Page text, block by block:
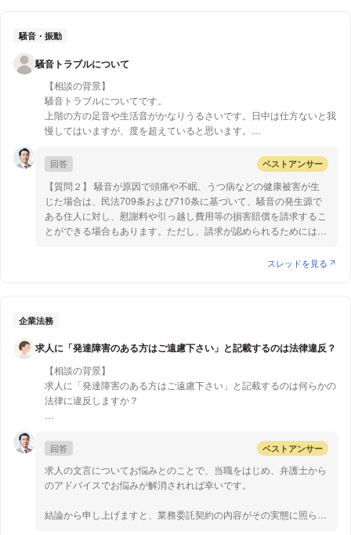
能性があり、景表法の規制対象となる「不当表示」(景表法5条)に
商品の種類によっては、健康増進法・医薬品医療機器等法や、各業
界の定めるガイドラインに抵触するおそれもあるため、注意が必要
です。 以上ご参考になれば幸いです。
騒音・振動
騒音トラブルについて
【相談の背景】
騒音トラブルについてです。
上階の方の足音や生活音がかなりうるさいです。日中は仕方ないと我
慢してはいますが、度を超えていると思います。
ある日、頭に来て直接やめてもらえないかと言いにいきました。
相手も自覚があるようで、すみませんと言ってその場は収まりまし
た。
しかし、こういった事が続くと精神的に参ってしまいます。何か相手
を止める方法はないでしょうか。
【質問2】
してもらえないでしょうか？
回答 ベストアンサー
【質問２】 騒音が原因で頭痛や不眠、うつ病などの健康被害が生
じた場合は、民法709条および710条に基づいて、騒音の発生源で
ある住人に対し、慰謝料や引っ越し費用等の損害賠償を請求するこ
とができる場合もあります。ただし、請求が認められるためには、
とは、社会通念上、我慢できる程度のものか否かを示す基準となる
は自治体によりますが、規定のある自治体のものを参照すると、ほ
シベルとしています。このように、騒音が受任限度を超えているこ
とや具体的な損害が発生していること、騒音と損害との因果関係
等、請求が認められるための立証のハードルは高いものとなってい
ます。そこで、まずは簡易裁判所で調停を行うという選択肢があり
ます。調停の場合、手続が簡便であり、ご自身で行うことが可能で
である点、早期解決が目指せる点にメリットがあるといえます。ま
た、話し合いで折り合いがつかず、調停不成立となった場合には、
調停が不成立になったことを告知した日から２週間以内に訴訟を提
起することで、調停の申立ての際に納付した手数料を、訴え提起の
害賠償請求をする場合、弁護士にご相談されることで、弁護士が状
スレッドを見る
企業法務
求人に「発達障害のある方はご遠慮下さい」と記載するのは法律違反？
【相談の背景】
求人に「発達障害のある方はご遠慮下さい」と記載するのは何らかの
法律に違反しますか？
【質問1】
求人に、「発達障害のある方はご遠慮下さい」と記載するのは何らか
の法律に違反しますか？
回答 ベストアンサー
求人の文言についてお悩みとのことで、当職をはじめ、弁護士から
のアドバイスでお悩みが解消されれば幸いです。
結論から申し上げますと、業務委託契約の内容がその実態に照らし